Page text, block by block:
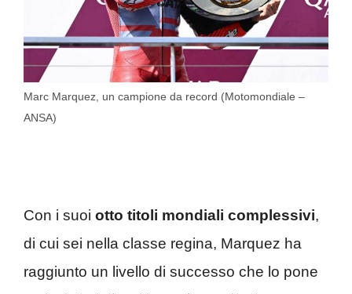
Marc Marquez, un campione da record (Motomondiale –
ANSA)
Con i suoi otto titoli mondiali complessivi,
di cui sei nella classe regina, Marquez ha
raggiunto un livello di successo che lo pone